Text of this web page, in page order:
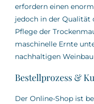
erfordern einen
jedoch in der Qualität
Pflege der
maschinelle Ernte
nachhaltigen Weinbau
Bestellprozess &
Der Online-Shop ist